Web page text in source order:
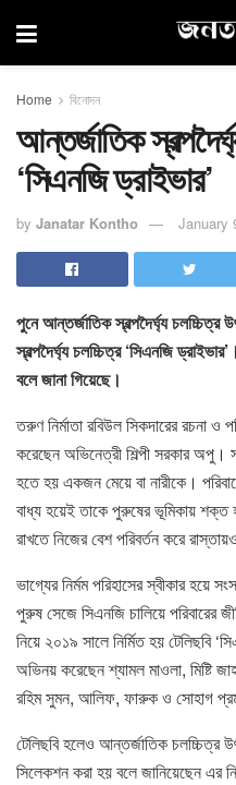
Home বিনোদন
আন্তর্জাতিক
‘সিএনজি ড্রাইভার’
by Janatar Kontho January
পুনে আন্তর্জাতিক স্বল্পদৈর্ঘ্য
স্বল্পদৈর্ঘ্য চলচ্চিত্র ‘সিএনজি
বলে জানা গিয়েছে।
তরুণ নির্মাতা রবিউল সিকদারের রচনা ও
করেছেন অভিনেত্রী শিল্পী সরকার অপু।
হতে হয় একজন মেয়ে বা নারীকে।
বাধ্য হয়েই তাকে পুরুষের ভূমিকায় শক্ত
রাখতে নিজের বেশ পরিবর্তন করে
ভাগ্যের নির্মম পরিহাসের স্বীকার হয়ে
পুরুষ সেজে সিএনজি চালিয়ে পরিবারের
নিয়ে ২০১৯ সালে নির্মিত হয় টেলিছবি
অভিনয় করেছেন শ্যামল মাওলা, মিষ্টি
রহিম সুমন, আলিফ, ফারুক ও সোহাগ
টেলিছবি হলেও আন্তর্জাতিক চলচ্চিত্র
সিলেকশন করা হয় বলে জানিয়েছেন এর